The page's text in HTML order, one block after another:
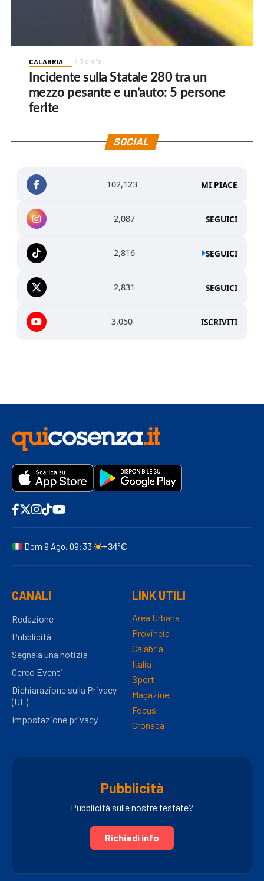
CALABRIA 3 ore fa
Incidente sulla Statale 280 tra un
mezzo pesante e un’auto: 5 persone
ferite
SOCIAL
102,123 MI PIACE
2,087 SEGUICI
2,816 SEGUICI
2,831 SEGUICI
3,050 ISCRIVITI
Dom 9 Ago, 09:33 +34°C
CANALI
Redazione
Pubblicità
Segnala una notizia
Cerco Eventi
Dichiarazione sulla Privacy
(UE)
Impostazione privacy
LINK UTILI
Area Urbana
Provincia
Calabria
Italia
Sport
Magazine
Focus
Cronaca
Pubblicità
Pubblicità sulle nostre testate?
Richiedi info